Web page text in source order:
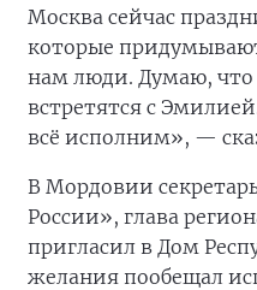
Москва сейчас
которые
нам люди. Думаю, что
встретятся с
всё исполним», —
В Мордовии
России», глава
пригласил в Дом
желания пообещал